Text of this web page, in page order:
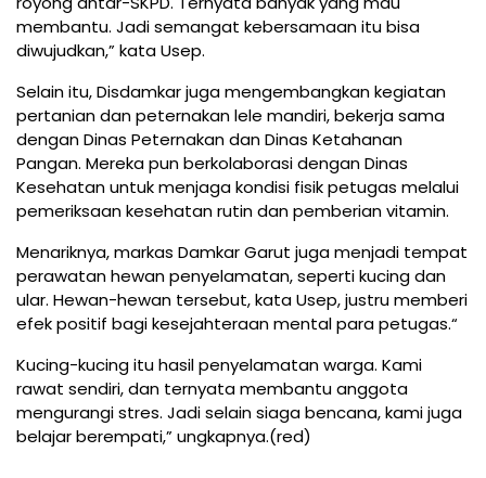
membantu. Jadi semangat kebersamaan itu bisa
diwujudkan,” kata Usep.
Selain itu, Disdamkar juga mengembangkan kegiatan
pertanian dan peternakan lele mandiri, bekerja sama
dengan Dinas Peternakan dan Dinas Ketahanan
Pangan. Mereka pun berkolaborasi dengan Dinas
Kesehatan untuk menjaga kondisi fisik petugas melalui
pemeriksaan kesehatan rutin dan pemberian vitamin.
Menariknya, markas Damkar Garut juga menjadi tempat
perawatan hewan penyelamatan, seperti kucing dan
ular. Hewan-hewan tersebut, kata Usep, justru memberi
efek positif bagi kesejahteraan mental para petugas.“
Kucing-kucing itu hasil penyelamatan warga. Kami
rawat sendiri, dan ternyata membantu anggota
mengurangi stres. Jadi selain siaga bencana, kami juga
belajar berempati,” ungkapnya.(red)